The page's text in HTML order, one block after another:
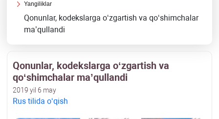
Yangiliklar
Qonunlar, kodekslarga oʻzgartish va qoʻshimchalar
ma’qullandi
Qonunlar, kodekslarga oʻzgartish va
qoʻshimchalar ma’qullandi
2019 yil 6 may
Rus tilida oʻqish